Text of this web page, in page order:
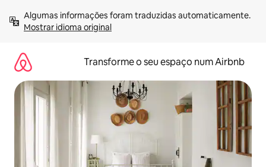
para
Mostrar idioma original
Transforme o seu espaço num Airbnb